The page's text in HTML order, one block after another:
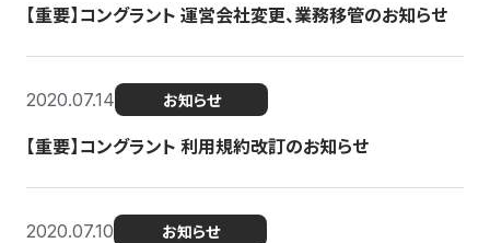
【重要】コングラント 運営会社変更、業務移管のお知らせ
2020.07.14 お知らせ
【重要】コングラント 利用規約改訂のお知らせ
2020.07.10 お知らせ